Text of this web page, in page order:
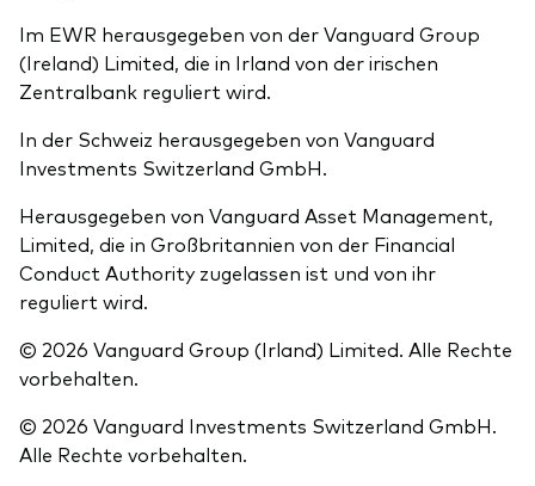
Im EWR herausgegeben von der Vanguard Group
(Ireland) Limited, die in Irland von der irischen
Zentralbank reguliert wird.
In der Schweiz herausgegeben von Vanguard
Investments Switzerland GmbH.
Herausgegeben von Vanguard Asset Management,
Limited, die in Großbritannien von der Financial
Conduct Authority zugelassen ist und von ihr
reguliert wird.
© 2026 Vanguard Group (Irland) Limited. Alle Rechte
vorbehalten.
© 2026 Vanguard Investments Switzerland GmbH.
Alle Rechte vorbehalten.